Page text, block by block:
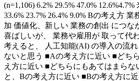
(n=1,106) 6.2% 29.5% 47.0% 12.6%4.7%
33.6% 23.7% 26.4% 9.0% Bの考え方
加 価値化、新しい 業務の創出 につな
喜ばしいが、 業務や雇用が 取って代
考えると、 人工知能(AI) の導入の流
ないと思う ■Aの考え方に近い ■どち
え方に近い ■どちらにもあてはまらな
と、Bの考え方に近い ■Bの考え方に近